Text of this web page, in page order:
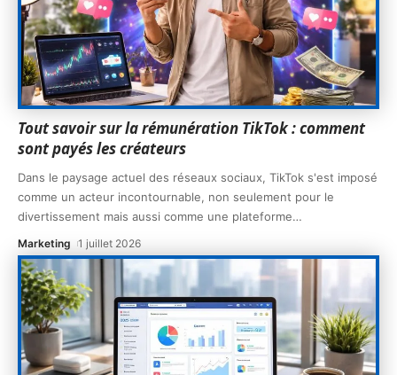
Tout savoir sur la rémunération TikTok : comment
sont payés les créateurs
Dans le paysage actuel des réseaux sociaux, TikTok s'est imposé
comme un acteur incontournable, non seulement pour le
divertissement mais aussi comme une plateforme…
Marketing 1 juillet 2026